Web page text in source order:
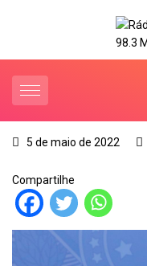
5 de maio de 2022
Compartilhe